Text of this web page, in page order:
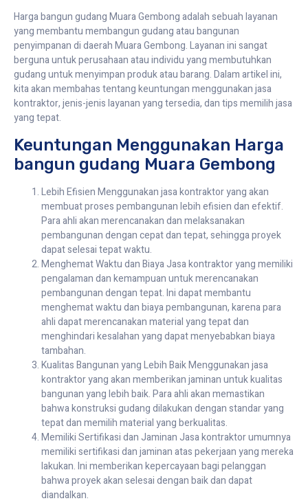
Harga bangun gudang Muara Gembong adalah sebuah layanan
yang membantu membangun gudang atau bangunan
penyimpanan di daerah Muara Gembong. Layanan ini sangat
berguna untuk perusahaan atau individu yang membutuhkan
gudang untuk menyimpan produk atau barang. Dalam artikel ini,
kita akan membahas tentang keuntungan menggunakan jasa
kontraktor, jenis-jenis layanan yang tersedia, dan tips memilih jasa
yang tepat.
Keuntungan Menggunakan Harga
bangun gudang Muara Gembong
Lebih Efisien Menggunakan jasa kontraktor yang akan
membuat proses pembangunan lebih efisien dan efektif.
Para ahli akan merencanakan dan melaksanakan
pembangunan dengan cepat dan tepat, sehingga proyek
dapat selesai tepat waktu.
Menghemat Waktu dan Biaya Jasa kontraktor yang memiliki
pengalaman dan kemampuan untuk merencanakan
pembangunan dengan tepat. Ini dapat membantu
menghemat waktu dan biaya pembangunan, karena para
ahli dapat merencanakan material yang tepat dan
menghindari kesalahan yang dapat menyebabkan biaya
tambahan.
Kualitas Bangunan yang Lebih Baik Menggunakan jasa
kontraktor yang akan memberikan jaminan untuk kualitas
bangunan yang lebih baik. Para ahli akan memastikan
bahwa konstruksi gudang dilakukan dengan standar yang
tepat dan memilih material yang berkualitas.
Memiliki Sertifikasi dan Jaminan Jasa kontraktor umumnya
memiliki sertifikasi dan jaminan atas pekerjaan yang mereka
lakukan. Ini memberikan kepercayaan bagi pelanggan
bahwa proyek akan selesai dengan baik dan dapat
diandalkan.